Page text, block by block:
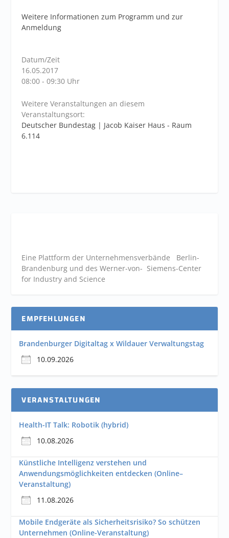
Weitere Informationen zum Programm und zur
Anmeldung
Datum/Zeit
16.05.2017
08:00 - 09:30 Uhr
Weitere Veranstaltungen an diesem
Veranstaltungsort:
Deutscher Bundestag | Jacob Kaiser Haus - Raum
6.114
Eine Plattform der Unternehmensverbände Berlin-
Brandenburg und des Werner-von- Siemens-Center
for Industry and Science
EMPFEHLUNGEN
Brandenburger Digitaltag x Wildauer Verwaltungstag
10.09.2026
VERANSTALTUNGEN
Health-IT Talk: Robotik (hybrid)
10.08.2026
Künstliche Intelligenz verstehen und
Anwendungsmöglichkeiten entdecken (Online–
Veranstaltung)
11.08.2026
Mobile Endgeräte als Sicherheitsrisiko? So schützen
Unternehmen (Online-Veranstaltung)